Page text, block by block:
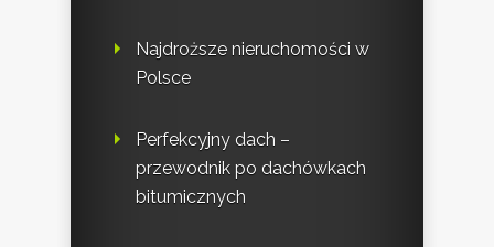
Najdroższe nieruchomości w
Polsce
Perfekcyjny dach –
przewodnik po dachówkach
bitumicznych